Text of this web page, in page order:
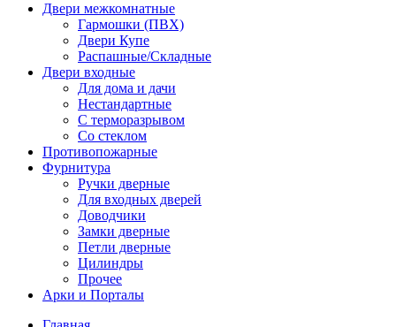
Двери межкомнатные
Гармошки (ПВХ)
Двери Купе
Распашные/Складные
Двери входные
Для дома и дачи
Нестандартные
С терморазрывом
Со стеклом
Противопожарные
Фурнитура
Ручки дверные
Для входных дверей
Доводчики
Замки дверные
Петли дверные
Цилиндры
Прочее
Арки и Порталы